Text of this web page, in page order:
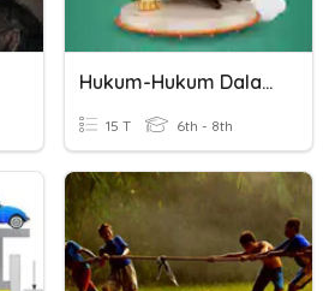
Hukum-Hukum Dalam Islam
15 T 6th - 8th